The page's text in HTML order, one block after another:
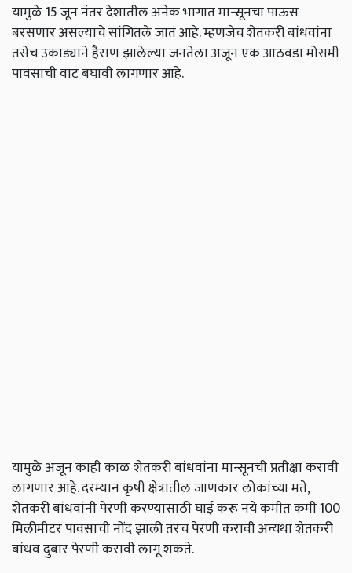
यामुळे 15 जून नंतर देशातील अनेक भागात मान्सूनचा पाऊस
बरसणार असल्याचे सांगितले जातं आहे. म्हणजेच शेतकरी बांधवांना
तसेच उकाड्याने हैराण झालेल्या जनतेला अजून एक आठवडा मोसमी
पावसाची वाट बघावी लागणार आहे.
यामुळे अजून काही काळ शेतकरी बांधवांना मान्सूनची प्रतीक्षा करावी
लागणार आहे. दरम्यान कृषी क्षेत्रातील जाणकार लोकांच्या मते,
शेतकरी बांधवांनी पेरणी करण्यासाठी घाई करू नये कमीत कमी 100
मिलीमीटर पावसाची नोंद झाली तरच पेरणी करावी अन्यथा शेतकरी
बांधव दुबार पेरणी करावी लागू शकते.